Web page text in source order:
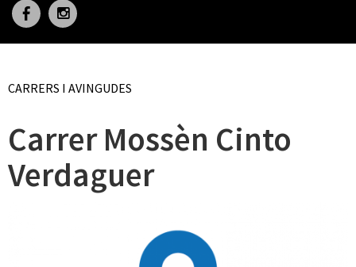
CARRERS I AVINGUDES
Carrer Mossèn Cinto
Verdaguer